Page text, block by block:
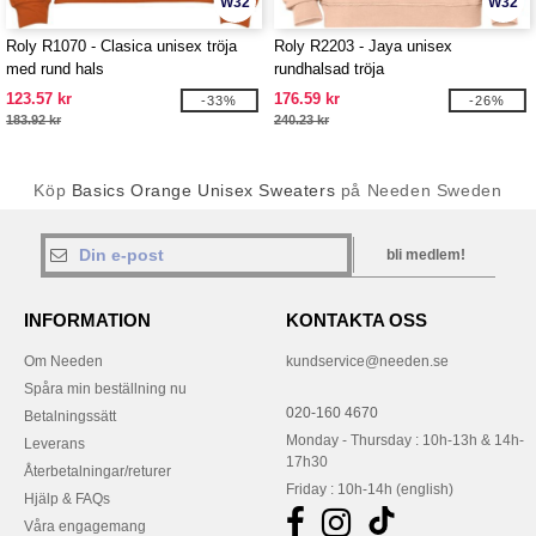
Roly R1070 - Clasica unisex tröja
med rund hals
123.57 kr
183.92 kr
-33%
Roly R2203 - Jaya unisex
rundhalsad tröja
176.59 kr
240.23 kr
-26%
Köp Basics Orange Unisex Sweaters på Needen Sweden
bli medlem!
INFORMATION
Om Needen
Spåra min beställning nu
Betalningssätt
Leverans
Återbetalningar/returer
Hjälp & FAQs
Våra engagemang
KONTAKTA OSS
kundservice@needen.se
020-160 4670
Monday - Thursday : 10h-13h & 14h-
17h30
Friday : 10h-14h (english)